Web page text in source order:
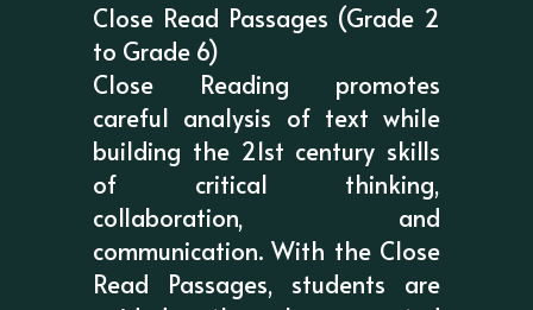
Close Read Passages (Grade 2
to Grade 6)
Close Reading promotes
careful analysis of text while
building the 21st century skills
of critical thinking,
collaboration, and
communication. With the Close
Read Passages, students are